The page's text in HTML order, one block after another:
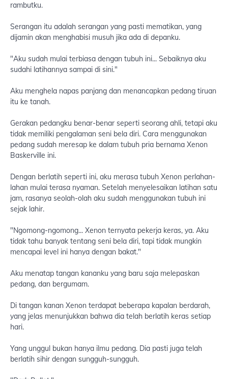
rambutku.
Serangan itu adalah serangan yang pasti mematikan, yang
dijamin akan menghabisi musuh jika ada di depanku.
"Aku sudah mulai terbiasa dengan tubuh ini... Sebaiknya aku
sudahi latihannya sampai di sini."
Aku menghela napas panjang dan menancapkan pedang tiruan
itu ke tanah.
Gerakan pedangku benar-benar seperti seorang ahli, tetapi aku
tidak memiliki pengalaman seni bela diri. Cara menggunakan
pedang sudah meresap ke dalam tubuh pria bernama Xenon
Baskerville ini.
Dengan berlatih seperti ini, aku merasa tubuh Xenon perlahan-
lahan mulai terasa nyaman. Setelah menyelesaikan latihan satu
jam, rasanya seolah-olah aku sudah menggunakan tubuh ini
sejak lahir.
"Ngomong-ngomong... Xenon ternyata pekerja keras, ya. Aku
tidak tahu banyak tentang seni bela diri, tapi tidak mungkin
mencapai level ini hanya dengan bakat."
Aku menatap tangan kananku yang baru saja melepaskan
pedang, dan bergumam.
Di tangan kanan Xenon terdapat beberapa kapalan berdarah,
yang jelas menunjukkan bahwa dia telah berlatih keras setiap
hari.
Yang unggul bukan hanya ilmu pedang. Dia pasti juga telah
berlatih sihir dengan sungguh-sungguh.